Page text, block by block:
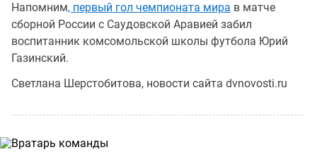
Напомним, первый гол чемпионата мира в матче
сборной России с Саудовской Аравией забил
воспитанник комсомольской школы футбола Юрий
Газинский.
Светлана Шерстобитова, новости сайта dvnovosti.ru